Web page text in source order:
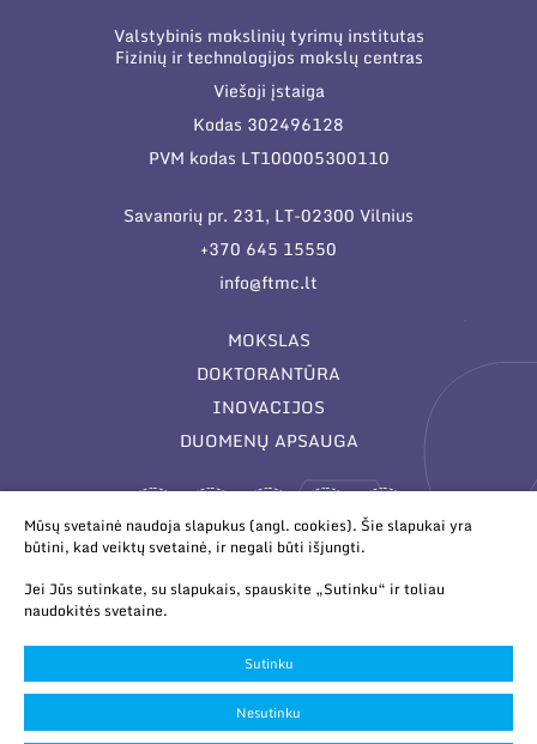
Valstybinis mokslinių tyrimų institutas
Fizinių ir technologijos mokslų centras
Viešoji įstaiga
Kodas 302496128
PVM kodas LT100005300110
Savanorių pr. 231, LT-02300 Vilnius
+370 645 15550
info@ftmc.lt
MOKSLAS
DOKTORANTŪRA
INOVACIJOS
DUOMENŲ APSAUGA
© 2026 Valstybinis mokslinių tyrimų institutas Fizinių ir
technologijos mokslų centras. Duomenys kaupiami ir saugomi
Juridinių asmenų registre.
Slapukų parinktys
Duomenų apsauga
Mūsų svetainė naudoja slapukus (angl. cookies). Šie slapukai yra
būtini, kad veiktų svetainė, ir negali būti išjungti.
Jei Jūs sutinkate, su slapukais, spauskite „Sutinku“ ir toliau
naudokitės svetaine.
Sutinku
Nesutinku